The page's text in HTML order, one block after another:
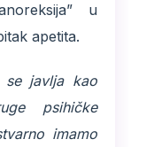
u
apetita.
javlja kao
psihičke
imamo